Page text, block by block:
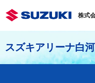
株式
スズキアリーナ白河